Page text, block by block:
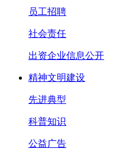
员工招聘
社会责任
出资企业信息公开
精神文明建设
先进典型
科普知识
公益广告